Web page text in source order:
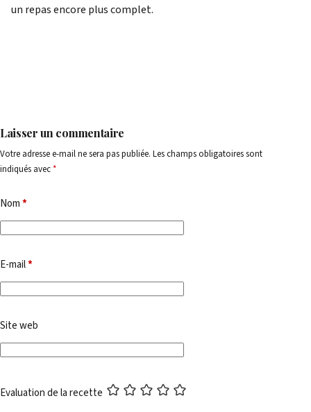
un repas encore plus complet.
Laisser un commentaire
Votre adresse e-mail ne sera pas publiée. Les champs obligatoires sont
indiqués avec*
Nom*
E-mail*
Site web
Evaluation de la recette